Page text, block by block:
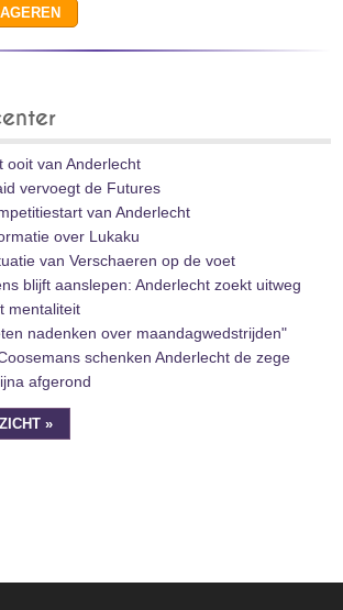
ooit van Anderlecht
vervoegt de Futures
van Anderlecht
over Lukaku
van Verschaeren op de voet
blijft aanslepen: Anderlecht zoekt uitweg
mentaliteit
nadenken over maandagwedstrijden"
schenken Anderlecht de zege
afgerond
»